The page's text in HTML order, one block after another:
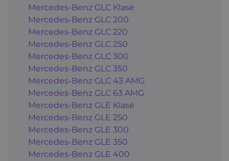
Mercedes-Benz GLC Klasė
Mercedes-Benz GLC 200
Mercedes-Benz GLC 220
Mercedes-Benz GLC 250
Mercedes-Benz GLC 300
Mercedes-Benz GLC 350
Mercedes-Benz GLC 43 AMG
Mercedes-Benz GLC 63 AMG
Mercedes-Benz GLE Klasė
Mercedes-Benz GLE 250
Mercedes-Benz GLE 300
Mercedes-Benz GLE 350
Mercedes-Benz GLE 400